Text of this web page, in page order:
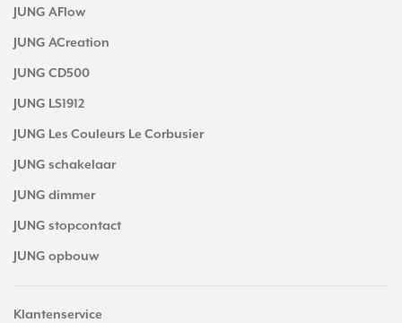
JUNG AFlow
JUNG ACreation
JUNG CD500
JUNG LS1912
JUNG Les Couleurs Le Corbusier
JUNG schakelaar
JUNG dimmer
JUNG stopcontact
JUNG opbouw
Klantenservice